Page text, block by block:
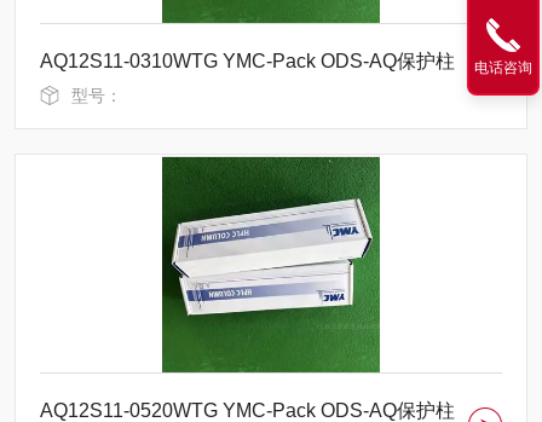
AQ12S11-0310WTG YMC-Pack ODS-AQ保护柱
型号：
AQ12S11-0520WTG YMC-Pack ODS-AQ保护柱
电话咨询